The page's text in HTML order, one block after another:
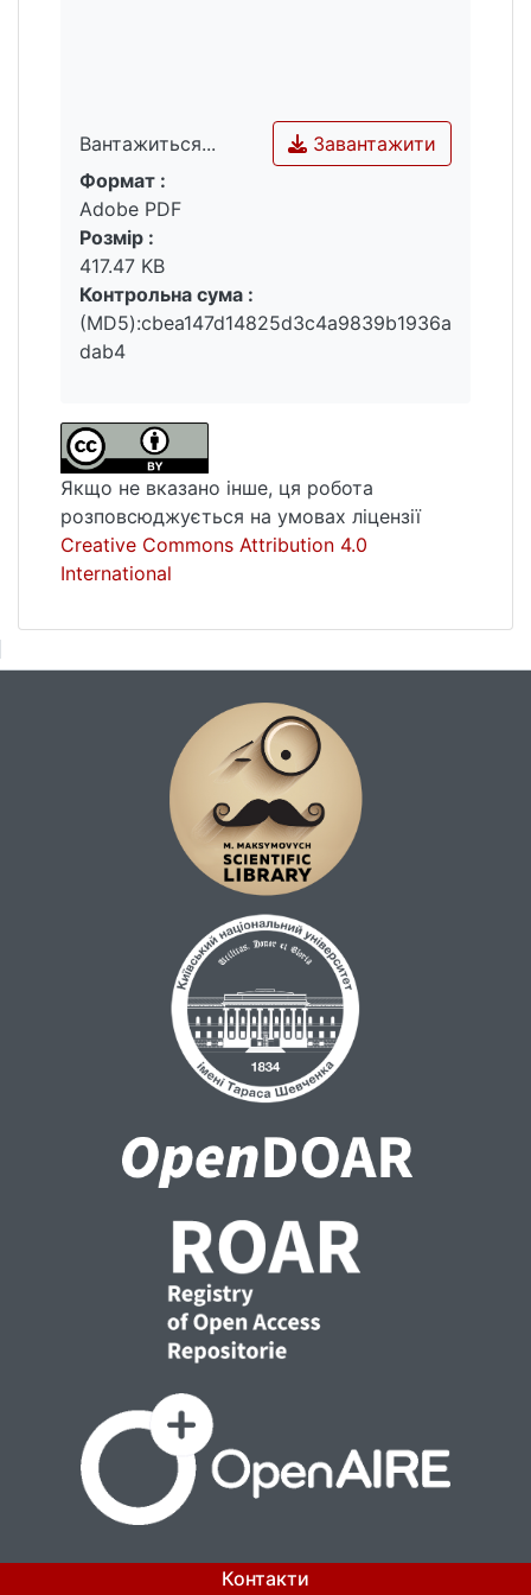
загальносистемний інститут
Ключові слова: юрисдикція, міжнародне
право, держава, суд, обмеження, конфлікт.
Вантажиться...
Вантажиться...
Завантажити
Формат :
Adobe PDF
Розмір :
417.47 KB
Контрольна сума :
(MD5):cbea147d14825d3c4a9839b1936a
dab4
Якщо не вказано інше, ця робота
розповсюджується на умовах ліцензії
Creative Commons Attribution 4.0
International
Контакти